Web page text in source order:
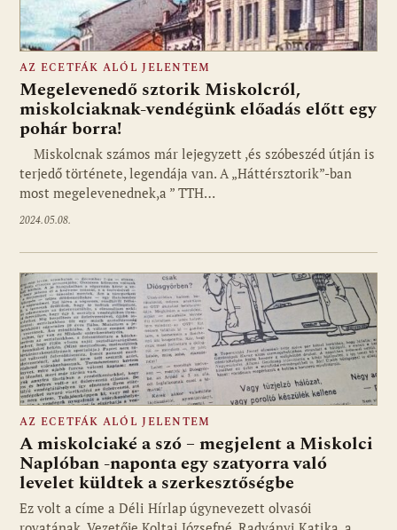
AZ ECETFÁK ALÓL JELENTEM
Megelevenedő sztorik Miskolcról,
miskolciaknak-vendégünk előadás előtt egy
pohár borra!
Miskolcnak számos már lejegyzett ,és szóbeszéd útján is
terjedő története, legendája van. A „Háttérsztorik”-ban
most megelevenednek,a ” TTH…
2024.05.08.
AZ ECETFÁK ALÓL JELENTEM
A miskolciaké a szó – megjelent a Miskolci
Naplóban -naponta egy szatyorra való
levelet küldtek a szerkesztőségbe
Ez volt a címe a Déli Hírlap úgynevezett olvasói